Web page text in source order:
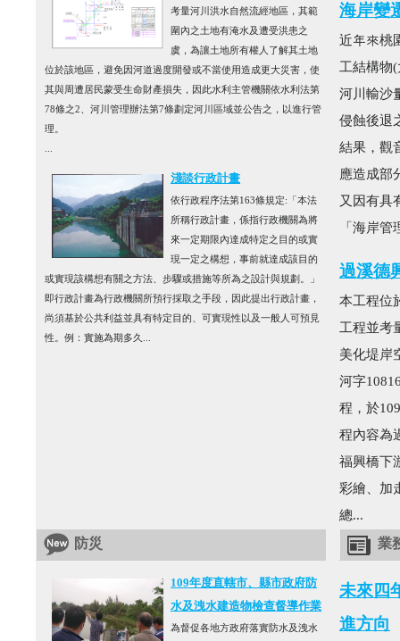
考量河川洪水自然流經地區，其範
圍內之土地有淹水及遭受洪患之
虞，為讓土地所有權人了解其土地
位於該地區，避免因河道過度開發或不當使用造成更大災害，使
其與周遭居民蒙受生命財產損失，因此水利主管機關依水利法第
78條之2、河川管理辦法第7條劃定河川區域並公告之，以進行管
理。
淺談行政計畫
依行政程序法第163條規定:「本法
所稱行政計畫，係指行政機關為將
來一定期限內達成特定之目的或實
現一定之構想，事前就達成該目的
或實現該構想有關之方法、步驟或措施等所為之設計與規劃。」
即行政計畫為行政機關所預行採取之手段，因此提出行政計畫，
尚須基於公共利益並具有特定目的、可實現性以及一般人可預見
性。例：實施為期多久...
海岸變
近年來桃
工結構物
河川輸沙
侵蝕後退
結果，觀
應造成部
又因有具
「海岸
過溪德
本工程位
工程並考
美化堤岸
河字
程，於
程內容為
福興橋下
彩繪、加
總...
防災
109年度直轄市、縣市政府防
水及洩水建造物檢查督導作業
為督促各地方政府落實防水及洩水
業
未來四
進方向